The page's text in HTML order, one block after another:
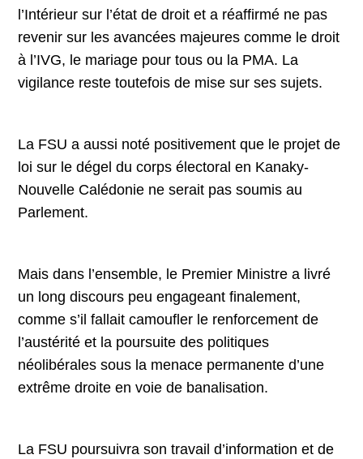
l’Intérieur sur l’état de droit et a réaffirmé ne pas
revenir sur les avancées majeures comme le droit
à l’IVG, le mariage pour tous ou la PMA. La
vigilance reste toutefois de mise sur ses sujets.
La FSU a aussi noté positivement que le projet de
loi sur le dégel du corps électoral en Kanaky-
Nouvelle Calédonie ne serait pas soumis au
Parlement.
Mais dans l’ensemble, le Premier Ministre a livré
un long discours peu engageant finalement,
comme s’il fallait camoufler le renforcement de
l’austérité et la poursuite des politiques
néolibérales sous la menace permanente d’une
extrême droite en voie de banalisation.
La FSU poursuivra son travail d’information et de